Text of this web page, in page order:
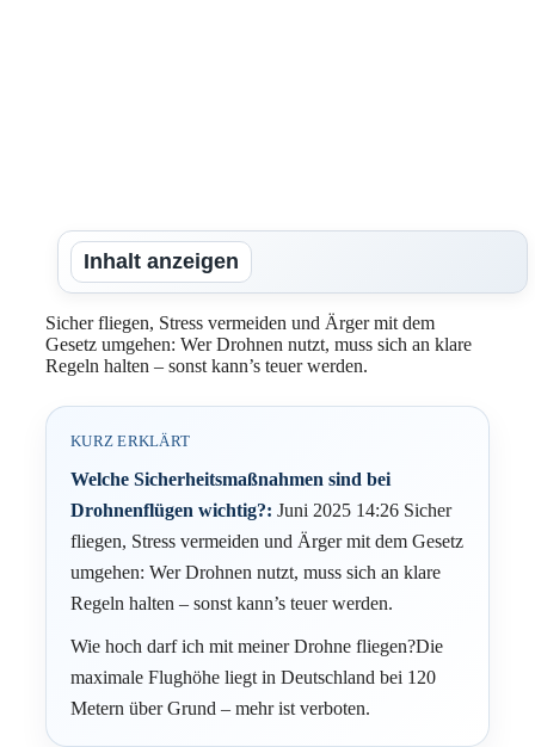
Inhalt anzeigen
Sicher fliegen, Stress vermeiden und Ärger mit dem
Gesetz umgehen: Wer Drohnen nutzt, muss sich an klare
Regeln halten – sonst kann’s teuer werden.
KURZ ERKLÄRT
Welche Sicherheitsmaßnahmen sind bei
Drohnenflügen wichtig?: Juni 2025 14:26 Sicher
fliegen, Stress vermeiden und Ärger mit dem Gesetz
umgehen: Wer Drohnen nutzt, muss sich an klare
Regeln halten – sonst kann’s teuer werden.
Wie hoch darf ich mit meiner Drohne fliegen?Die
maximale Flughöhe liegt in Deutschland bei 120
Metern über Grund – mehr ist verboten.